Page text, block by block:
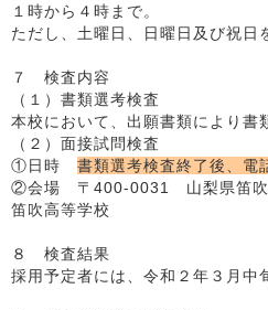
１時から４時まで。
ただし、土曜日、日曜日及び祝日
７ 検査内容
（１）書類選考検査
本校において、出願書類により書
（２）面接試問検査
①日時 書類選考検査終了後、電
②会場 〒400-0031 山梨県笛吹
笛吹高等学校
８ 検査結果
採用予定者には、令和２年３月中